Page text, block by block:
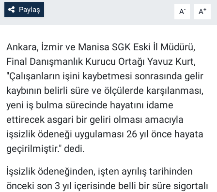
Paylaş A- A+
Ankara, İzmir ve Manisa SGK Eski İl Müdürü,
Final Danışmanlık Kurucu Ortağı Yavuz Kurt,
"Çalışanların işini kaybetmesi sonrasında gelir
kaybının belirli süre ve ölçülerde karşılanması,
yeni iş bulma sürecinde hayatını idame
ettirecek asgari bir geliri olması amacıyla
işsizlik ödeneği uygulaması 26 yıl önce hayata
geçirilmiştir." dedi.
İşsizlik ödeneğinden, işten ayrılış tarihinden
önceki son 3 yıl içerisinde belli bir süre sigortalı